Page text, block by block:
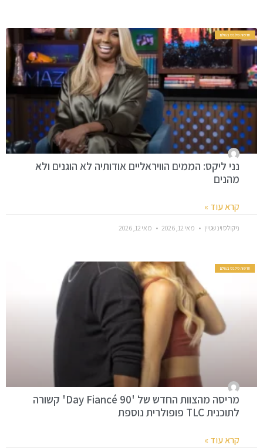
חדשות סלבס בעולם
נני ליקס: הממים הוויראליים אודותיה לא הוגנים ולא
מהנים
קרא עוד »
ניקולס וינשטיין מאי 12, 2026 מאי 12, 2026
חדשות סלבס בעולם
מריסה מהצוות החדש של '90 Day Fiancé' קשורה
לתוכנית TLC פופולרית נוספת
קרא עוד »